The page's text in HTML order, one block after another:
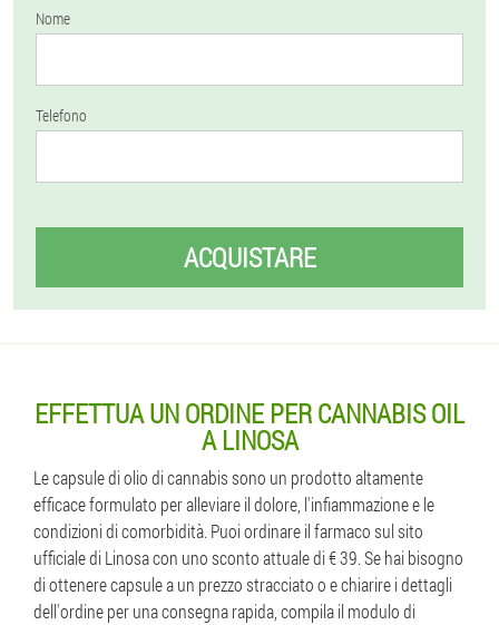
Nome
Telefono
ACQUISTARE
EFFETTUA UN ORDINE PER CANNABIS OIL
A LINOSA
Le capsule di olio di cannabis sono un prodotto altamente
efficace formulato per alleviare il dolore, l'infiammazione e le
condizioni di comorbidità. Puoi ordinare il farmaco sul sito
ufficiale di Linosa con uno sconto attuale di € 39. Se hai bisogno
di ottenere capsule a un prezzo stracciato o e chiarire i dettagli
dell'ordine per una consegna rapida, compila il modulo di